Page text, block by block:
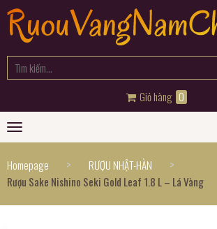
Giỏ hàng 0
Toggle
navigation
Homepage
> RƯỢU NHẬT-HÀN >
Rượu Sake Nishino Seki Gold Leaf 1.8 L – Lá Vàng